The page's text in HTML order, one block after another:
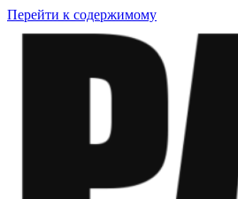
Перейти к содержимому